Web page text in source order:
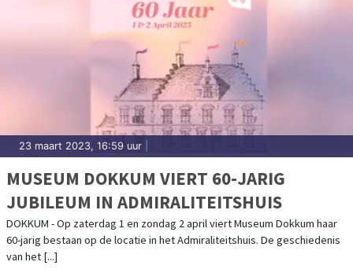
23 maart 2023, 16:59 uur
MUSEUM DOKKUM VIERT 60-JARIG
JUBILEUM IN ADMIRALITEITSHUIS
DOKKUM - Op zaterdag 1 en zondag 2 april viert Museum Dokkum haar
60-jarig bestaan op de locatie in het Admiraliteitshuis. De geschiedenis
van het [...]